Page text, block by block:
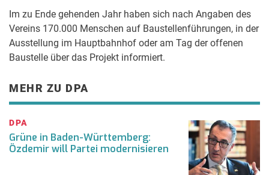
Im zu Ende gehenden Jahr haben sich nach Angaben des
Vereins 170.000 Menschen auf Baustellenführungen, in der
Ausstellung im Hauptbahnhof oder am Tag der offenen
Baustelle über das Projekt informiert.
MEHR ZU DPA
DPA
Grüne in Baden-Württemberg:
Özdemir will Partei modernisieren